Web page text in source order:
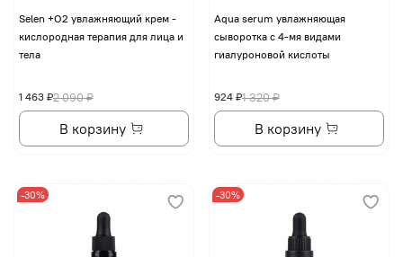
Selen +O2 увлажняющий крем -
кислородная терапия для лица и
тела
2 090 ₽
1 463 ₽
В корзину
Aqua serum увлажняющая
сыворотка с 4-мя видами
гиалуроновой кислоты
1 320 ₽
924 ₽
В корзину
-30% -30%